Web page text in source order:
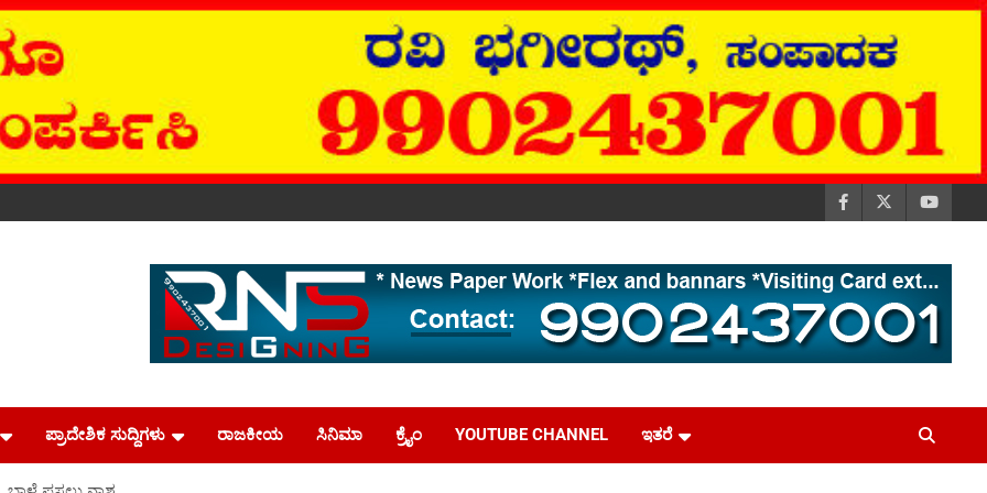
ಪ್ರಾದೇಶಿಕ ಸುದ್ದಿಗಳು ರಾಜಕೀಯ ಸಿನಿಮಾ ಕ್ರೈಂ YOUTUBE CHANNEL ಇತರೆ